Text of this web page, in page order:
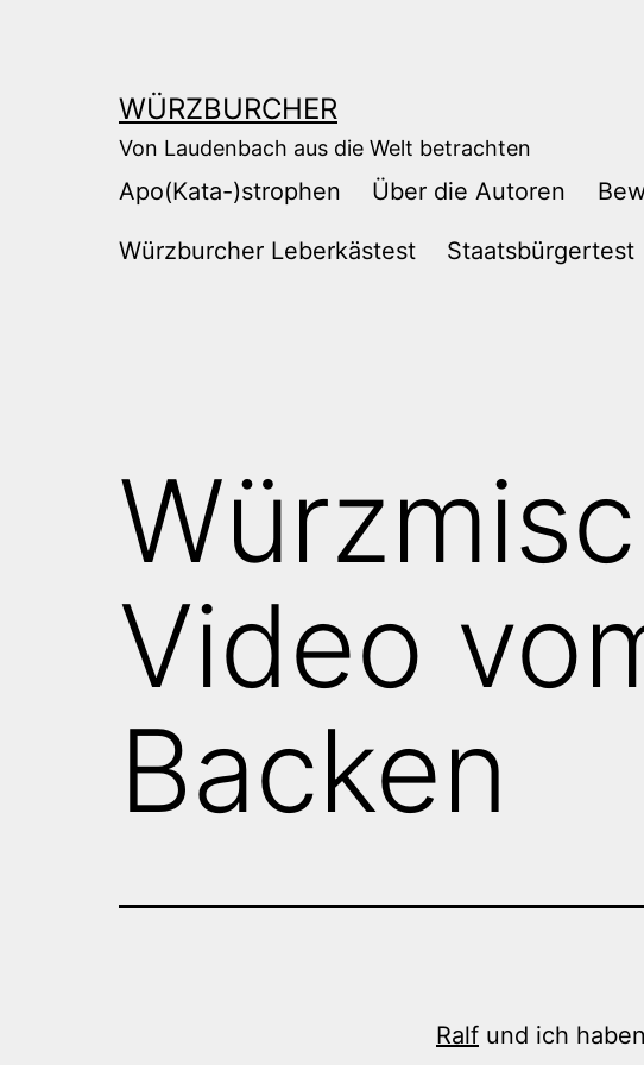
WÜRZBURCHER
Von Laudenbach aus die Welt betrachten
Apo(Kata-)strophen Über die Autoren
Würzburcher Leberkästest Staatsbürgertest
Video
Backen
Ralf und ich